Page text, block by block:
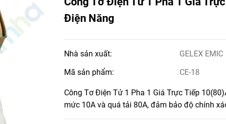
Điện Năng
Nhà sản xuất:
GELEX EMIC
Mã sản phẩm:
CE-18
Công Tơ Điện Tử 1 Pha 1 Giá Trực Tiếp
mức 10A và quá tải 80A, đảm bảo độ chính